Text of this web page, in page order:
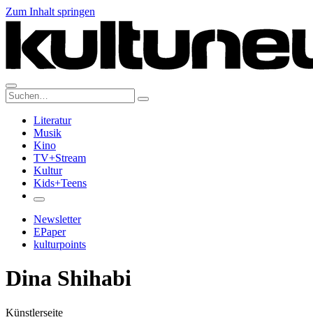
Zum Inhalt springen
Suche:
Literatur
Musik
Kino
TV+Stream
Kultur
Kids+Teens
Newsletter
EPaper
kulturpoints
Dina Shihabi
Künstlerseite